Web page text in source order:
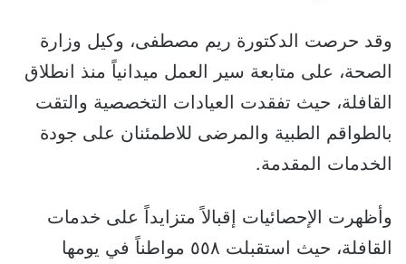
وقد حرصت الدكتورة ريم مصطفى، وكيل وزارة
الصحة، على متابعة سير العمل ميدانياً منذ انطلاق
القافلة، حيث تفقدت العيادات التخصصية والتقت
بالطواقم الطبية والمرضى للاطمئنان على جودة
الخدمات المقدمة.
وأظهرت الإحصائيات إقبالاً متزايداً على خدمات
القافلة، حيث استقبلت ٥٥٨ مواطناً في يومها